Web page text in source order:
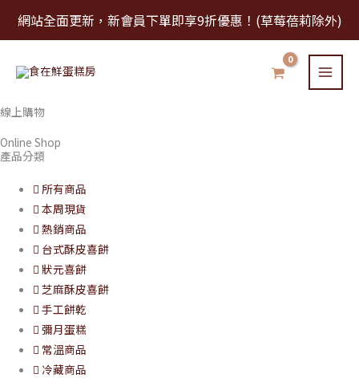
容
網站全面更新，新會員下單即享9折優惠！(草莓蓓莉除外)
線上購物
Online Shop
產品分類
所有商品
本周現貨
熱銷商品
台式酥皮喜餅
狀元喜餅
芝麻酥皮喜餅
手工餅乾
彌月蛋糕
常溫商品
冷藏商品
始
價
格：
前
價
格：
產
有
在
產
品
頁
面
選
擇
選
項
產
有
在
產
品
頁
面
選
擇
選
項
產
有
在
產
品
頁
面
選
擇
選
項